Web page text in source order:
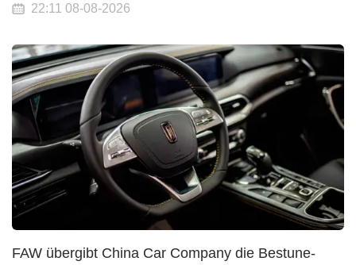
22:11 08-08-2026
FAW übergibt China Car Company die Bestune-